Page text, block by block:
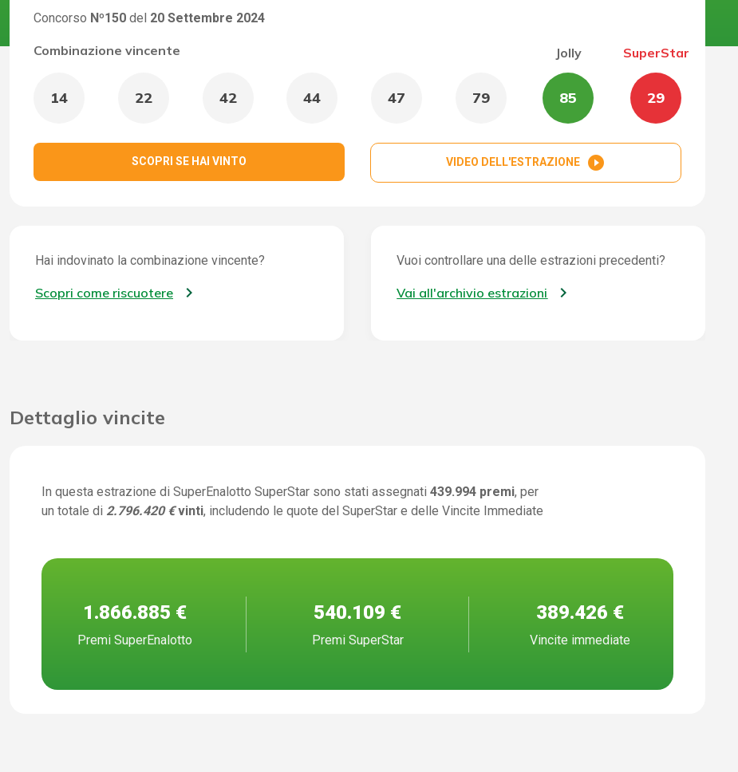
Concorso Nº150 del 20 Settembre 2024
Combinazione vincente
14 22 42 44 47 79
Jolly
85
SuperStar
29
SCOPRI SE HAI VINTO VIDEO DELL'ESTRAZIONE play_circle_filled
Hai indovinato la combinazione vincente?
Scopri come riscuotere
Vuoi controllare una delle estrazioni precedenti?
Vai all'archivio estrazioni
Dettaglio vincite
In questa estrazione di SuperEnalotto SuperStar sono stati assegnati 439.994 premi, per
un totale di 2.796.420 € vinti, includendo le quote del SuperStar e delle Vincite Immediate
1.866.885 €
Premi SuperEnalotto
540.109 €
Premi SuperStar
389.426 €
Vincite immediate